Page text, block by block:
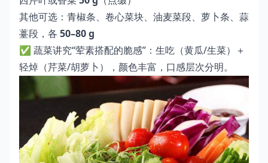
其他可选：青椒条、卷心菜块、油麦菜段、萝卜条、蒜
薹段，各 50–80 g
✅ 蔬菜讲究“荤素搭配的脆感”：生吃（黄瓜/生菜）＋
轻焯（芹菜/胡萝卜），颜色丰富，口感层次分明。